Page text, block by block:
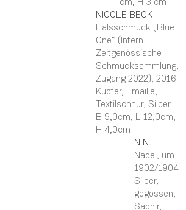
NICOLE BECK
Halsschmuck „Blue
One“ (Intern.
Zeitgenössische
Schmucksammlung,
Zugang 2022), 2016
Kupfer, Emaille,
Textilschnur, Silber
B 9,0cm, L 12,0cm,
H 4,0cm
N.N.
Nadel, um
1902/1904
Silber,
gegossen,
Saphir,